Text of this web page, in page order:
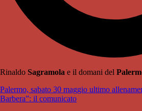
Rinaldo Sagramola e il domani del
Palermo, sabato 30 maggio ultimo
Barbera”: il comunicato